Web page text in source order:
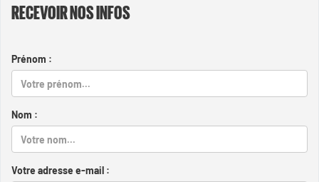
RECEVOIR NOS INFOS
Prénom :
Nom :
Votre adresse e-mail :